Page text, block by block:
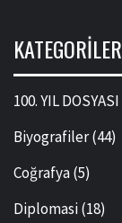
KATEGORILER
100. YIL DOSYASI
Biyografiler(44)
Coğrafya(5)
Diplomasi(18)